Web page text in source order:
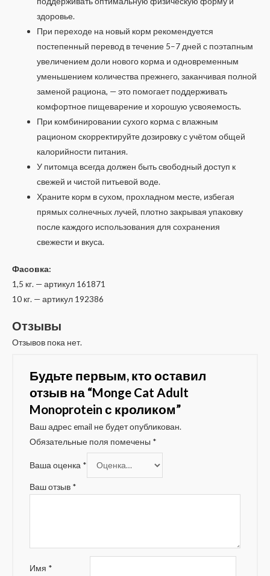
здоровье.
При переходе на новый корм рекомендуется
постепенный перевод в течение 5–7 дней с поэтапным
увеличением доли нового корма и одновременным
уменьшением количества прежнего, заканчивая полной
заменой рациона, — это помогает поддерживать
комфортное пищеварение и хорошую усвояемость.
При комбинировании сухого корма с влажным
рационом скорректируйте дозировку с учётом общей
калорийности питания.
У питомца всегда должен быть свободный доступ к
свежей и чистой питьевой воде.
Храните корм в сухом, прохладном месте, избегая
прямых солнечных лучей, плотно закрывая упаковку
после каждого использования для сохранения
свежести и вкуса.
Фасовка:
1,5 кг. — артикул 161871
10 кг. — артикул 192386
Отзывы
Отзывов пока нет.
Будьте первым, кто оставил
отзыв на “Monge Cat Adult
Monoprotein с кроликом”
Ваш адрес email не будет опубликован.
Обязательные поля помечены *
Ваша оценка *
Ваш отзыв *
Имя *